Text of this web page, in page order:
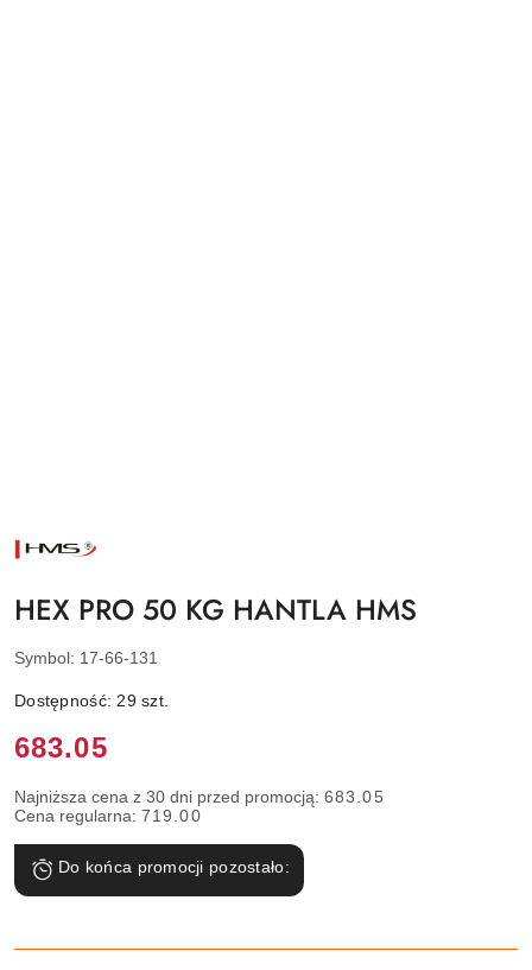
NAZWA
PRODUCENTA:
HEX PRO 50 KG HANTLA HMS
Symbol: 17-66-131
Dostępność: 29szt.
Cena:
683.05
Najniższa cena z 30 dni przed promocją: 683.05
Cena regularna: 719.00
Do końca promocji pozostało: